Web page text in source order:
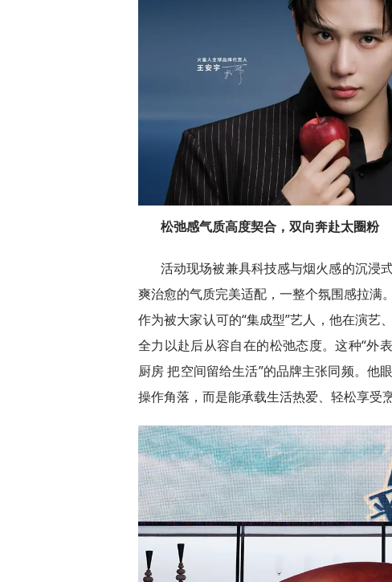
松弛感气质高度契合，双向奔赴太圈粉
活动现场被兼具科技感与烟火感的沉浸
爽治愈的气质完美适配，一整个氛围感拉满
作为被大家认可的“集成型”艺人，他在演艺
全力以赴后从容自在的松弛态度。这种“外
厨房 把空间留给生活”的品牌主张同频。他
操作角落，而是能承载生活热爱、轻松享受